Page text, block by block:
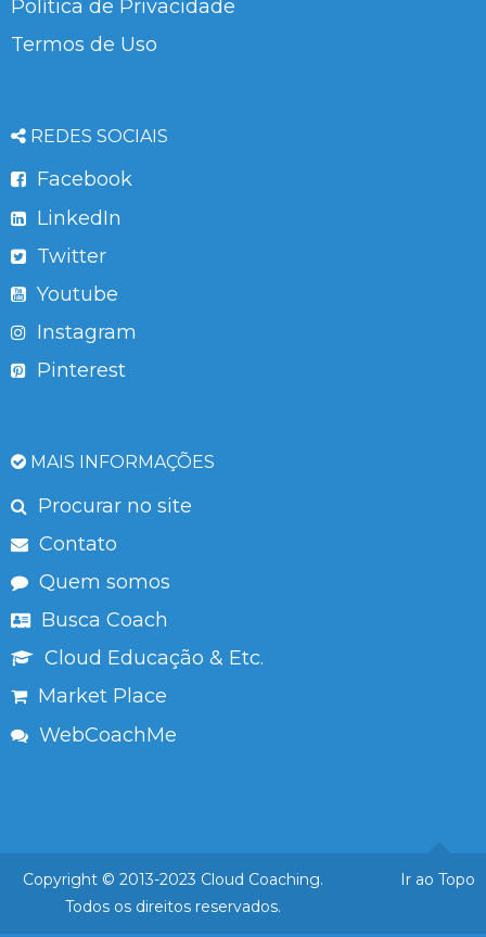
Política de Privacidade
Termos de Uso
REDES SOCIAIS
Facebook
LinkedIn
Twitter
Youtube
Instagram
Pinterest
MAIS INFORMAÇÕES
Procurar no site
Contato
Quem somos
Busca Coach
Cloud Educação & Etc.
Market Place
WebCoachMe
Ir ao Topo
Copyright © 2013-2023 Cloud Coaching.
Todos os direitos reservados.